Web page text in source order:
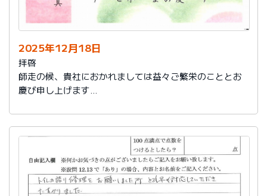
2025年12月18日
拝啓
師走の候、貴社におかれましては益々ご繁栄のこととお
慶び申し上げます
ざいました。
また、本日は心のこもったお葉書を受け取りました。ご
縁があり、この度の拙宅のリフォームを御社様にお願い
し、中田様、渡辺様をはじめ皆様のおかげをもちまし
て、毎日快適に暮らしております。ありがとうございま
した。